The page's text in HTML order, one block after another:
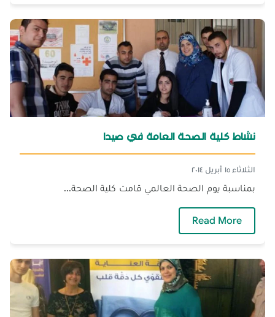
نشاط كلية الصحة العامة في صيدا
الثلاثاء ١٥ أبريل ٢٠١٤
بمناسبة يوم الصحة العالمي قامت كلية الصحة...
Read More